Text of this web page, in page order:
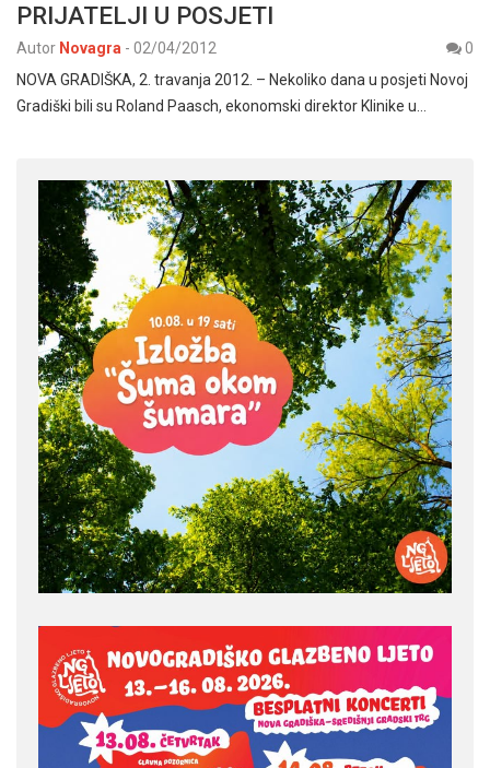
PRIJATELJI U POSJETI
Autor Novagra - 02/04/2012
0
NOVA GRADIŠKA, 2. travanja 2012. – Nekoliko dana u posjeti Novoj
Gradiški bili su Roland Paasch, ekonomski direktor Klinike u…